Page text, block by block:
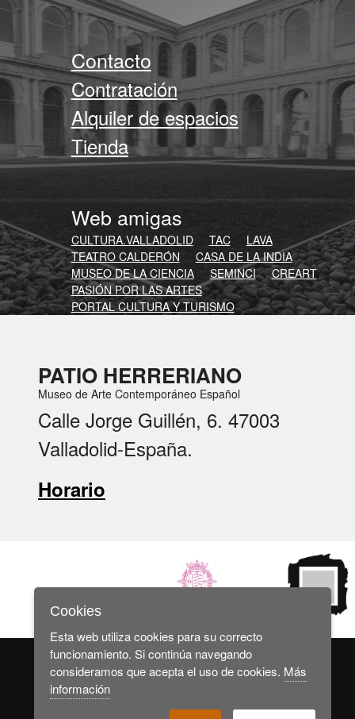
Contacto
Contratación
Alquiler de espacios
Tienda
Web amigas
CULTURA.VALLADOLID TAC
LAVA
TEATRO CALDERÓN
CASA DE LA INDIA
MUSEO DE LA CIENCIA
SEMINCI
CREART
PASIÓN POR LAS ARTES
PORTAL CULTURA Y TURISMO
PATIO HERRERIANO
Museo de Arte Contemporáneo Español
Calle Jorge Guillén, 6. 47003
Valladolid-España.
Horario
© 2025 Museo de Arte Contemporáneo Español
Cookies
Esta web utiliza cookies para su correcto
funcionamiento. Si continúa navegando
consideramos que acepta el uso de cookies. Más
información